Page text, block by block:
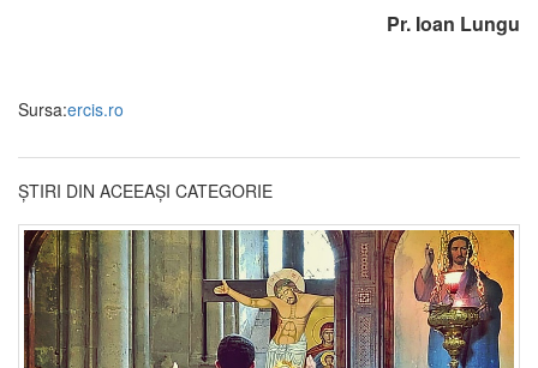
Pr. Ioan Lungu
Sursa:ercis.ro
ȘTIRI DIN ACEEAȘI CATEGORIE